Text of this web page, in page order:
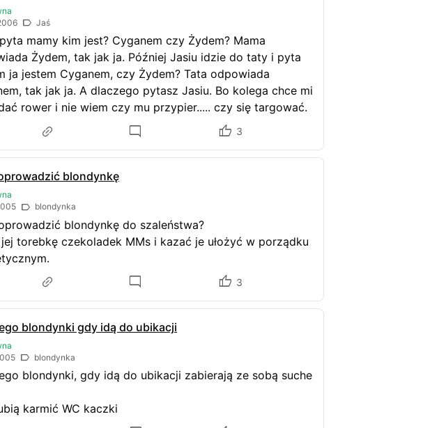
Jaś
mamy kim jest? Cyganem czy Żydem? Mama
Żydem, tak jak ja. Później Jasiu idzie do taty i pyta
ja jestem Cyganem, czy Żydem? Tata odpowiada
tak jak ja. A dlaczego pytasz Jasiu. Bo kolega chce mi
rower i nie wiem czy mu przypier..... czy się targować.
3
blondynkę
blondynka
blondynkę do szaleństwa?
torebkę czekoladek MMs i kazać je ułożyć w porządku
3
blondynki gdy idą do ubikacji
blondynka
blondynki, gdy idą do ubikacji zabierają ze sobą suche
karmić WC kaczki